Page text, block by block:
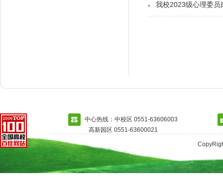
我校2023级心理委员
中心热线：中校区 0551-63606003
高新园区 0551-63600021